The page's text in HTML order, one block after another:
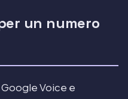
un numero
Voice e